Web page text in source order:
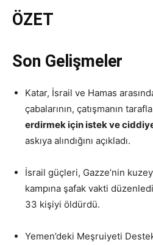
ÖZET
Son Gelişmeler
Katar, İsrail ve Hamas
çabalarının, çatışmanın
erdirmek için istek ve
askıya alındığını açıkladı.
İsrail güçleri, Gazze’nin
kampına şafak vakti
33 kişiyi öldürdü.
Yemen’deki Meşruiyeti